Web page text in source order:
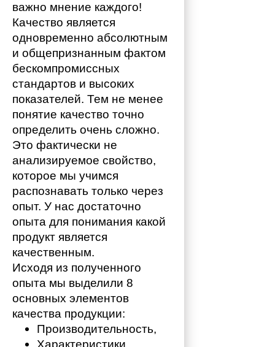
важно мнение каждого!
Качество является
одновременно абсолютным
и общепризнанным фактом
бескомпромиссных
стандартов и высоких
показателей. Тем не менее
понятие качество точно
определить очень сложно.
Это фактически не
анализируемое свойство,
которое мы учимся
распознавать только через
опыт. У нас достаточно
опыта для понимания какой
продукт является
качественным.
Исходя из полученного
опыта мы выделили 8
основных элементов
качества продукции:
Производительность,
Характеристики,